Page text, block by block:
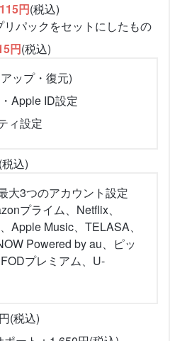
円(税込)
パックをセットにしたもの
円(税込)
ップ・復元)
Apple ID設定
ィ設定
(税込)
大3つのアカウント設定
プライム、Netflix、
Apple Music、TELASA、
Powered by au、ピッ
プレミアム、U-
(税込)